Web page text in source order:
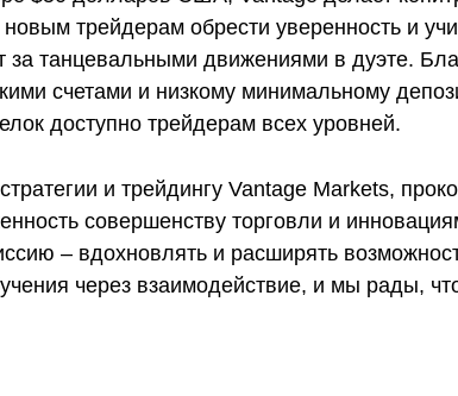
трейдерам обрести уверенность и
танцевальными движениями в дуэте.
счетами и низкому минимальному
доступно трейдерам всех уровней.
и трейдингу Vantage Markets,
совершенству торговли и
– вдохновлять и расширять
через взаимодействие, и мы рады,